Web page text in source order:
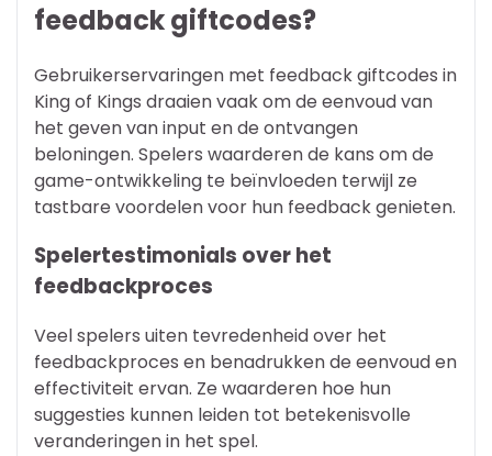
feedback giftcodes?
Gebruikerservaringen met feedback giftcodes in
King of Kings draaien vaak om de eenvoud van
het geven van input en de ontvangen
beloningen. Spelers waarderen de kans om de
game-ontwikkeling te beïnvloeden terwijl ze
tastbare voordelen voor hun feedback genieten.
Spelertestimonials over het
feedbackproces
Veel spelers uiten tevredenheid over het
feedbackproces en benadrukken de eenvoud en
effectiviteit ervan. Ze waarderen hoe hun
suggesties kunnen leiden tot betekenisvolle
veranderingen in het spel.